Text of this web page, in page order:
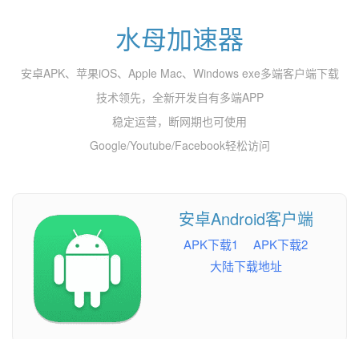
水母加速器
安卓APK、苹果iOS、Apple Mac、Windows exe多端客户端下载
技术领先，全新开发自有多端APP
稳定运营，断网期也可使用
Google/Youtube/Facebook轻松访问
安卓Android客户端
APK下载1
APK下载2
大陆下载地址